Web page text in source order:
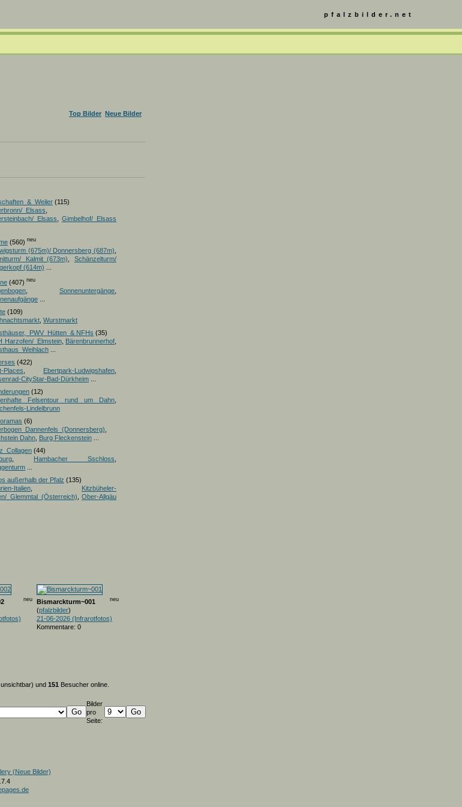
pfalzbilder.net
Top Bilder Neue Bilder
(115)
_Elsass
_Elsass
Gimbelhof/_Elsass
(560) neu
(675m)/ Donnersberg (687m)
Kalmit_(673m)
Schänzelturm/
(614m)
(407) neu
Sonnenuntergänge
(109)
Wurstmarkt
NFHs (35)
Harzofen/_Elmstein, Bärenbrunnerhof
(422)
Places
Ebertpark-Ludwigshafen
CityStar-Bad-Dürkheim
(12)
Felsentour rund um Dahn
Lindelbrunn
(6)
Dahn Burg Fleckenstein
(44)
Hambacher Sschloss
außerhalb der Pfalz (135)
Italien
Kitzbüheler-
_Glemmtal_(Österreich)
Ober-Allgäu
neu Bismarckturm~001 neu
(pfalzbilder)
21-06-2026 (Infrarotfotos)
Kommentare: 0
und 151 Besucher online.
Bilder
pro
Seite: